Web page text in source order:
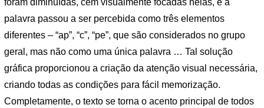
palavra passou a ser percebida como três elementos
diferentes – “ap”, “c”, “pe”, que são considerados no grupo
geral, mas não como uma única palavra … Tal solução
gráfica proporcionou a criação da atenção visual necessária,
criando todas as condições para fácil memorização.
Completamente, o texto se torna o acento principal de todos